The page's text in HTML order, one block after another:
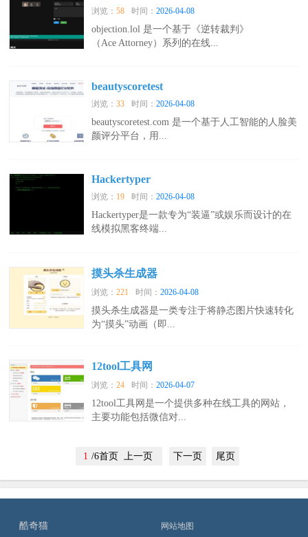
浏览：58 时间：2026-04-08
objection.lol 是一个基于《逆转裁判》
（Ace Attorney）系列的在线...
beautyscoretest
浏览：33 时间：2026-04-08
beautyscoretest.com 是一个基于人工智能的人脸美
颜评分平台，用...
Hackertyper
浏览： 19 时间：2026-04-08
Hackertyper是一款专为“装逼”或娱乐而设计的在
线模拟黑客终端...
摸头杀生成器
浏览：221 时间：2026-04-08
摸头杀生成器是一类专注于将静态图片快速转化
为“摸头”动画（即...
12tool工具网
浏览：24 时间：2026-04-07
12tool工具网是一个提供多种在线工具的网站，
主要功能包括微信对...
1 /6首页 上一页 下一页 尾页
酷奇猫 网站地图